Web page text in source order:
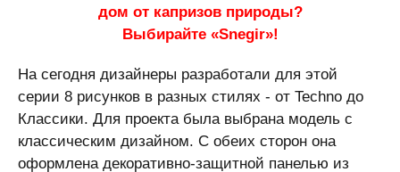
дом от капризов природы?
Выбирайте «Snegir»!
На сегодня дизайнеры разработали для этой
серии 8 рисунков в разных стилях - от Techno до
Классики. Для проекта была выбрана модель с
классическим дизайном. С обеих сторон она
оформлена декоративно-защитной панелью из